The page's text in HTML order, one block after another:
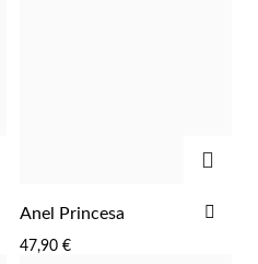
ADICIONAR
FAVORITOS
Anel Princesa
47,90 €